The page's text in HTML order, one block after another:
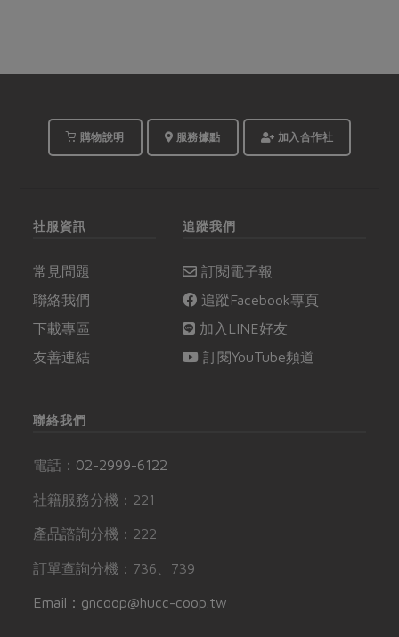
購物說明 服務據點 加入合作社
社服資訊
常見問題
聯絡我們
下載專區
友善連結
追蹤我們
訂閱電子報
追蹤Facebook專頁
加入LINE好友
訂閱YouTube頻道
聯絡我們
電話： 02-2999-6122
社籍服務分機：221
產品諮詢分機：222
訂單查詢分機：736、739
Email：gncoop@hucc-coop.tw